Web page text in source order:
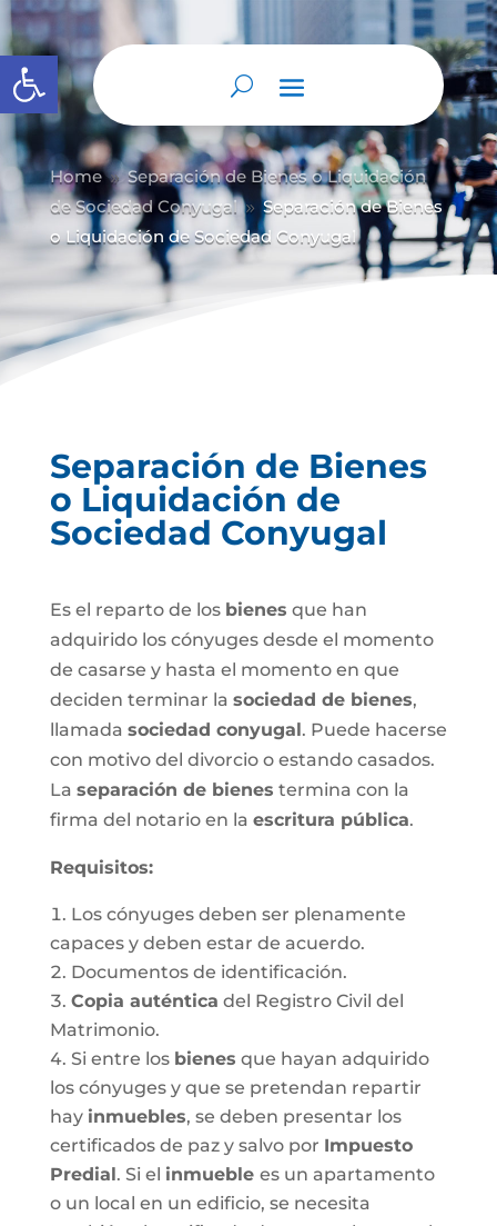
Abrir barra de herramientas
Home 9 Separación de Bienes o Liquidación
de Sociedad Conyugal 9 Separación de Bienes
o Liquidación de Sociedad Conyugal
Separación de Bienes
o Liquidación de
Sociedad Conyugal
Es el reparto de los bienes que han
adquirido los cónyuges desde el momento
de casarse y hasta el momento en que
deciden terminar la sociedad de bienes,
llamada sociedad conyugal. Puede hacerse
con motivo del divorcio o estando casados.
La separación de bienes termina con la
firma del notario en la escritura pública.
Requisitos:
Los cónyuges deben ser plenamente
capaces y deben estar de acuerdo.
Documentos de identificación.
Copia auténtica del Registro Civil del
Matrimonio.
Si entre los bienes que hayan adquirido
los cónyuges y que se pretendan repartir
hay inmuebles, se deben presentar los
certificados de paz y salvo por Impuesto
Predial. Si el inmueble es un apartamento
o un local en un edificio, se necesita